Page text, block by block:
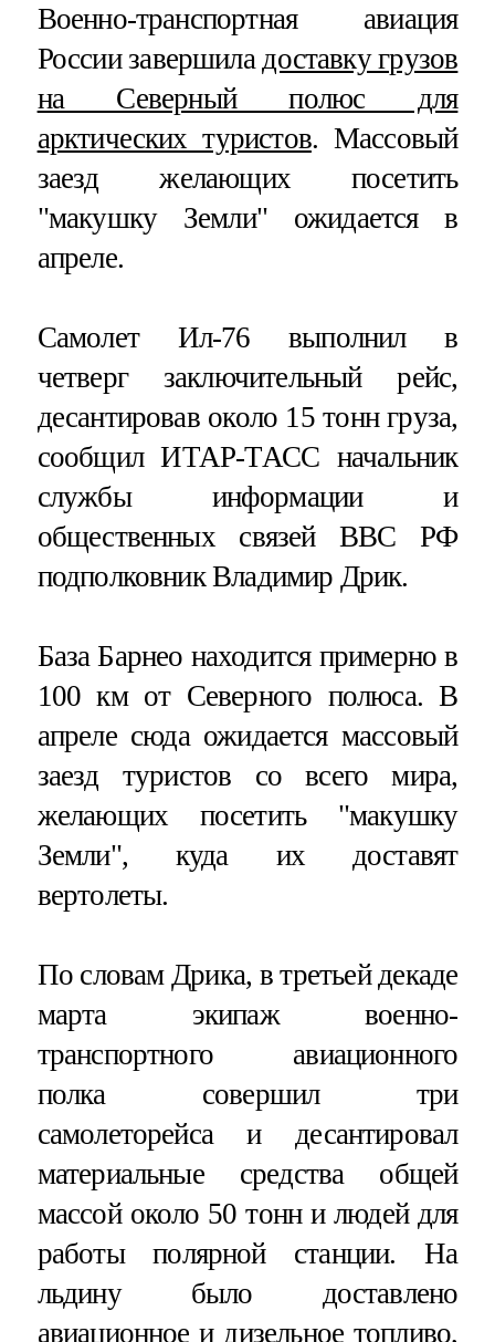
Военно-транспортная авиация
России завершила доставку грузов
на Северный полюс для
арктических туристов. Массовый
заезд желающих посетить
"макушку Земли" ожидается в
апреле.
Самолет Ил-76 выполнил в
четверг заключительный рейс,
десантировав около 15 тонн груза,
сообщил ИТАР-ТАСС начальник
службы информации и
общественных связей ВВС РФ
подполковник Владимир Дрик.
База Барнео находится примерно в
100 км от Северного полюса. В
апреле сюда ожидается массовый
заезд туристов со всего мира,
желающих посетить "макушку
Земли", куда их доставят
вертолеты.
По словам Дрика, в третьей декаде
марта экипаж военно-
транспортного авиационного
полка совершил три
самолеторейса и десантировал
материальные средства общей
массой около 50 тонн и людей для
работы полярной станции. На
льдину было доставлено
авиационное и дизельное топливо,